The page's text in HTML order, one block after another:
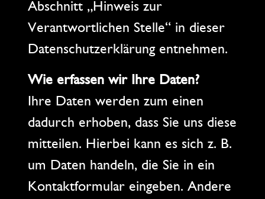
Abschnitt „Hinweis zur
Verantwortlichen Stelle“ in dieser
Datenschutzerklärung entnehmen.
Wie erfassen wir Ihre Daten?
Ihre Daten werden zum einen
dadurch erhoben, dass Sie uns diese
mitteilen. Hierbei kann es sich z. B.
um Daten handeln, die Sie in ein
Kontaktformular eingeben. Andere